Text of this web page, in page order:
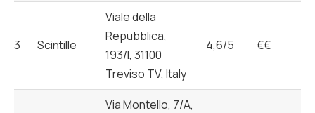
3 Scintille
Viale della
Repubblica,
193/I, 31100
Treviso TV, Italy
4,6/5 €€
Via Montello, 7/A,